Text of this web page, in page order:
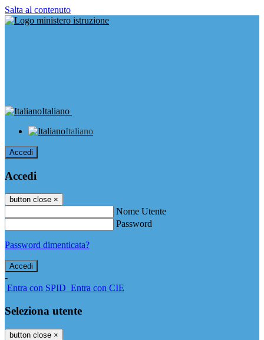
Salta al contenuto
Italiano
Italiano
Accedi
Accedi
button close ×
Nome Utente
Password
Password dimenticata?
-
Entra con SPID Entra con CIE
Seleziona utente
button close ×